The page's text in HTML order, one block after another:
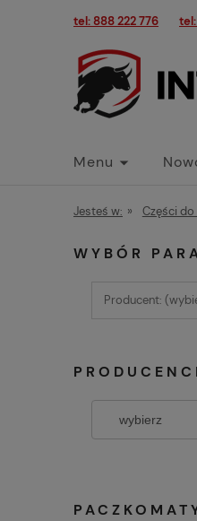
tel: 888 222 776
Menu
Jesteś w: » Części
WYBÓR
Producent:
PRODUCENCI